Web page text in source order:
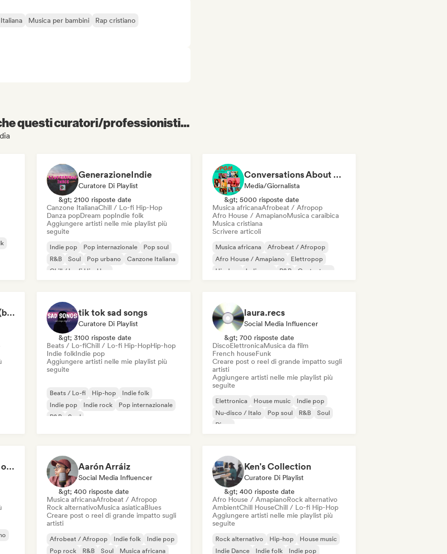
Musica per bambini
Rap cristiano
questi curatori/professionisti...
GenerazioneIndie
Curatore Di Playlist
&gt; 2100 risposte date
Canzone ItalianaChill / Lo-fi Hip-Hop
Danza popDream popIndie folk
Aggiungere artisti nelle mie playlist più
seguite
Indie pop Pop internazionale
Pop soul
R&B
Soul Pop urbano
Canzone Italiana
Chill / Lo-fi Hip-Hop
Conversations About Her
Media/Giornalista
&gt; 5000 risposte date
Musica africanaAfrobeat / Afropop
Afro House / AmapianoMusica caraibica
Musica cristiana
Scrivere articoli
Musica africana
Afrobeat / Afropop
Afro House / Amapiano
Elettropop
Hip-hop
Indie pop R&B Cantautore
Sensual songs for 😈 (by R3YAN) tik tok sad songs
Curatore Di Playlist
&gt; 3100 risposte date
Beats / Lo-fiChill / Lo-fi Hip-HopHip-hop
Indie folkIndie pop
Aggiungere artisti nelle mie playlist più
seguite
Beats / Lo-fi Hip-hop
Indie folk
Indie pop
Indie rock
Pop internazionale
R&B
Soul
laura.recs
Social Media Influencer
&gt; 700 risposte date
DiscoElettronicaMusica da film
French houseFunk
Creare post o reel di grande impatto sugli
artisti
Aggiungere artisti nelle mie playlist più
seguite
Elettronica House music
Indie pop
Nu-disco / Italo
Pop soul R&B
Soul
Disco
Sucré-Salé | The Best of French R&B Aarón Arráiz
Social Media Influencer
&gt; 400 risposte date
Musica africanaAfrobeat / Afropop
Rock alternativoMusica asiaticaBlues
Creare post o reel di grande impatto sugli
artisti
Afrobeat / Afropop Indie folk
Indie pop
Pop rock
R&B Soul Musica africana
Ken's Collection
Curatore Di Playlist
&gt; 400 risposte date
Afro House / AmapianoRock alternativo
AmbientChill HouseChill / Lo-fi Hip-Hop
Aggiungere artisti nelle mie playlist più
seguite
Rock alternativo Hip-hop
House music
Indie Dance
Indie folk Indie pop